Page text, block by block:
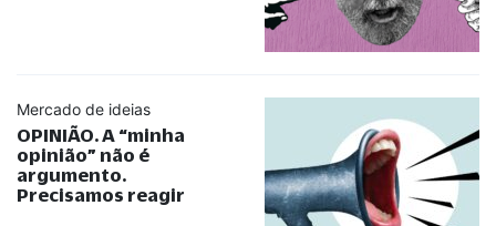
Mercado de ideias
OPINIÃO. A “minha
opinião” não é
argumento.
Precisamos reagir